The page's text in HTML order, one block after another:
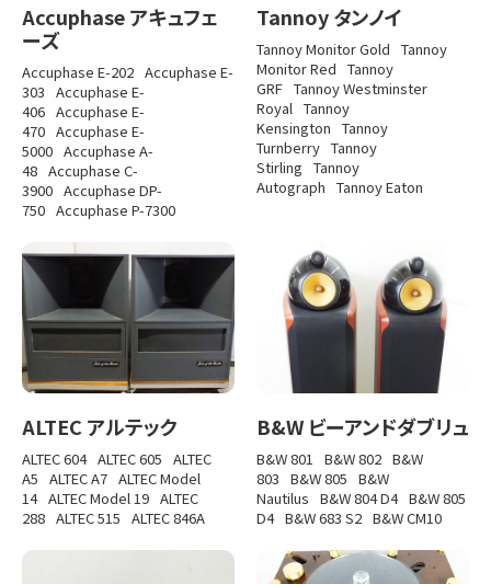
Accuphase アキュフェ
ーズ
Accuphase E-202 Accuphase E-
303 Accuphase E-
406 Accuphase E-
470 Accuphase E-
5000 Accuphase A-
48 Accuphase C-
3900 Accuphase DP-
750 Accuphase P-7300
Tannoy タンノイ
Tannoy Monitor Gold Tannoy
Monitor Red Tannoy
GRF Tannoy Westminster
Royal Tannoy
Kensington Tannoy
Turnberry Tannoy
Stirling Tannoy
Autograph Tannoy Eaton
ALTEC アルテック
ALTEC 604 ALTEC 605 ALTEC
A5 ALTEC A7 ALTEC Model
14 ALTEC Model 19 ALTEC
288 ALTEC 515 ALTEC 846A
B&W ビーアンドダブリュ
B&W 801 B&W 802 B&W
803 B&W 805 B&W
Nautilus B&W 804 D4 B&W 805
D4 B&W 683 S2 B&W CM10